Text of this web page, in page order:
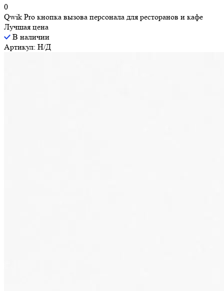
0
Qwik Pro кнопка вызова персонала для ресторанов и кафе
Лучшая цена
В наличии
Артикул: Н/Д